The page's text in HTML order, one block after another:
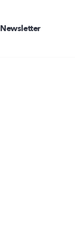
Newsletter